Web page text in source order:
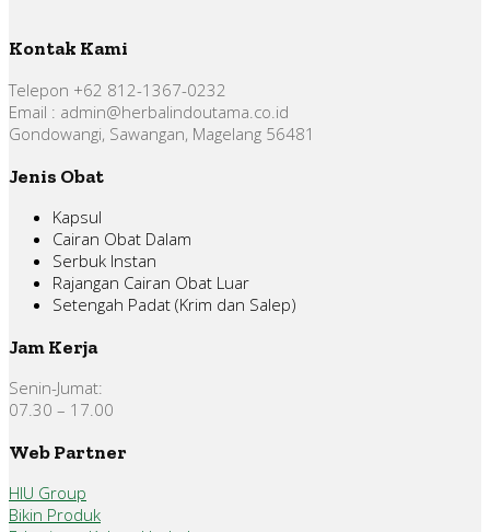
Kontak Kami
Telepon +62 812-1367-0232
Email : admin@herbalindoutama.co.id
Gondowangi, Sawangan, Magelang 56481
Jenis Obat
Kapsul
Cairan Obat Dalam
Serbuk Instan
Rajangan Cairan Obat Luar
Setengah Padat (Krim dan Salep)
Jam Kerja
Senin-Jumat:
07.30 – 17.00
Web Partner
HIU Group
Bikin Produk